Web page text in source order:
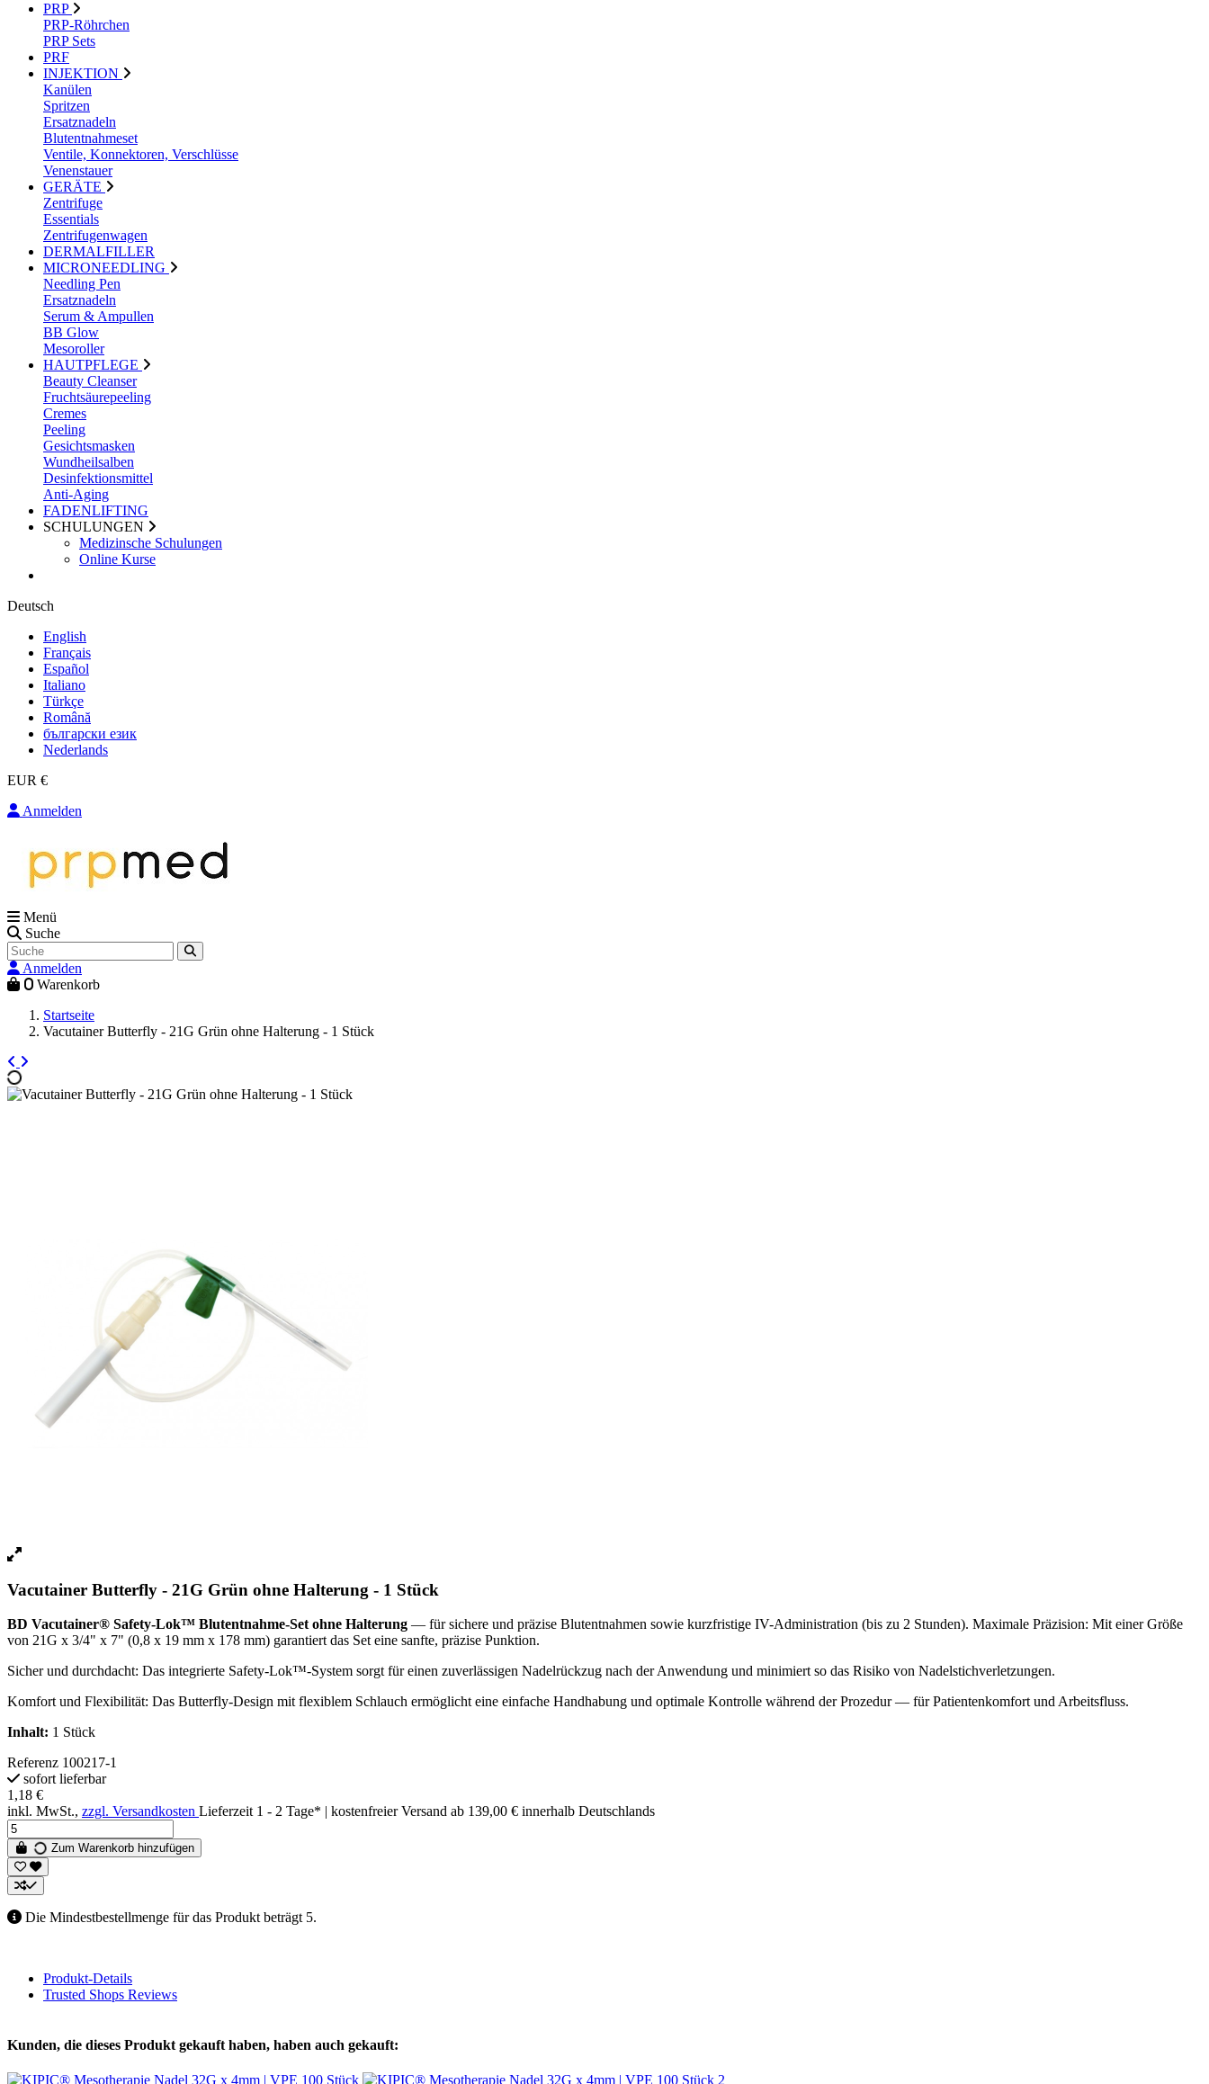
PRP
PRP-Röhrchen
PRP Sets
PRF
INJEKTION
Kanülen
Spritzen
Ersatznadeln
Blutentnahmeset
Ventile, Konnektoren, Verschlüsse
Venenstauer
GERÄTE
Zentrifuge
Essentials
Zentrifugenwagen
DERMALFILLER
MICRONEEDLING
Needling Pen
Ersatznadeln
Serum & Ampullen
BB Glow
Mesoroller
HAUTPFLEGE
Beauty Cleanser
Fruchtsäurepeeling
Cremes
Peeling
Gesichtsmasken
Wundheilsalben
Desinfektionsmittel
Anti-Aging
FADENLIFTING
SCHULUNGEN
Medizinsche Schulungen
Online Kurse
Deutsch
English
Français
Español
Italiano
Türkçe
Română
български език
Nederlands
EUR €
Anmelden
Menü
Suche
Anmelden
0 Warenkorb
Startseite
Vacutainer Butterfly - 21G Grün ohne Halterung - 1 Stück
Vacutainer Butterfly - 21G Grün ohne Halterung - 1 Stück
BD Vacutainer® Safety-Lok™ Blutentnahme-Set ohne Halterung — für sichere und präzise Blutentnahmen sowie kurzfristige IV-Administration (bis zu 2 Stunden). Maximale Präzision: Mit einer Größe
von 21G x 3/4" x 7" (0,8 x 19 mm x 178 mm) garantiert das Set eine sanfte, präzise Punktion.
Sicher und durchdacht: Das integrierte Safety-Lok™-System sorgt für einen zuverlässigen Nadelrückzug nach der Anwendung und minimiert so das Risiko von Nadelstichverletzungen.
Komfort und Flexibilität: Das Butterfly-Design mit flexiblem Schlauch ermöglicht eine einfache Handhabung und optimale Kontrolle während der Prozedur — für Patientenkomfort und Arbeitsfluss.
Inhalt: 1 Stück
Referenz 100217-1
sofort lieferbar
1,18 €
inkl. MwSt., zzgl. Versandkosten Lieferzeit 1 - 2 Tage* | kostenfreier Versand ab 139,00 € innerhalb Deutschlands
Zum Warenkorb hinzufügen
Die Mindestbestellmenge für das Produkt beträgt 5.
Produkt-Details
Trusted Shops Reviews
Kunden, die dieses Produkt gekauft haben, haben auch gekauft: